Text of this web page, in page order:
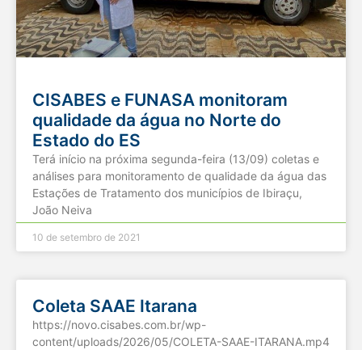
CISABES e FUNASA monitoram
qualidade da água no Norte do
Estado do ES
Terá início na próxima segunda-feira (13/09) coletas e
análises para monitoramento de qualidade da água das
Estações de Tratamento dos municípios de Ibiraçu,
João Neiva
10 de setembro de 2021
Coleta SAAE Itarana
https://novo.cisabes.com.br/wp-
content/uploads/2026/05/COLETA-SAAE-ITARANA.mp4